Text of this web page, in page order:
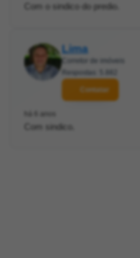
Com o sindico do predio.
Lima
Corretor de imóveis
Respostas: 5.882
Contatar
há 6 anos
Com sindico.